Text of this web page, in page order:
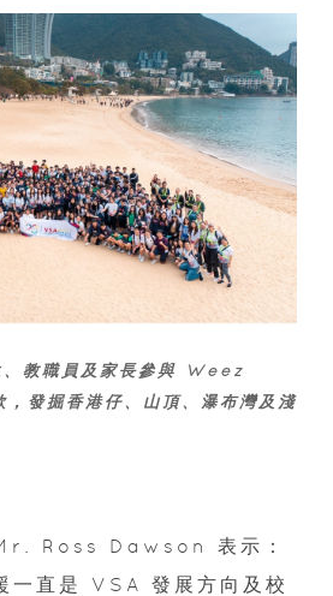
教職員及家長參與 Weez
發掘香港仔、山頂、瀑布灣及淺
Ross Dawson 表示：
一直是 VSA 發展方向及校